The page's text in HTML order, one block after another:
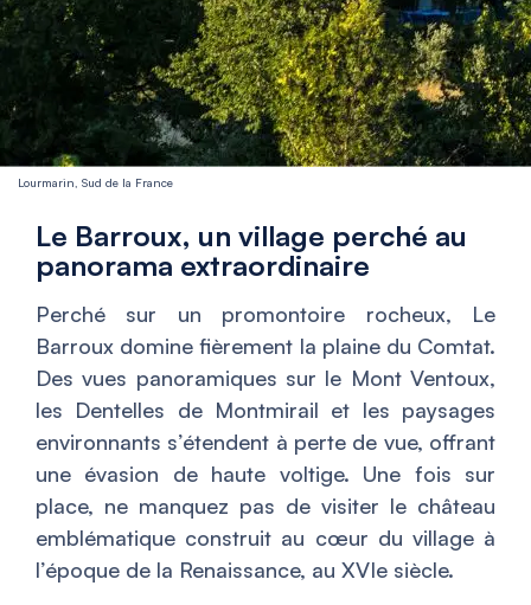
Lourmarin, Sud de la France
Le Barroux, un village perché au
panorama extraordinaire
Perché sur un promontoire rocheux, Le
Barroux domine fièrement la plaine du Comtat.
Des vues panoramiques sur le Mont Ventoux,
les Dentelles de Montmirail et les paysages
environnants s’étendent à perte de vue, offrant
une évasion de haute voltige. Une fois sur
place, ne manquez pas de visiter le château
emblématique construit au cœur du village à
l’époque de la Renaissance, au XVIe siècle.